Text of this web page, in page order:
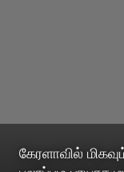
கேரளாவில்